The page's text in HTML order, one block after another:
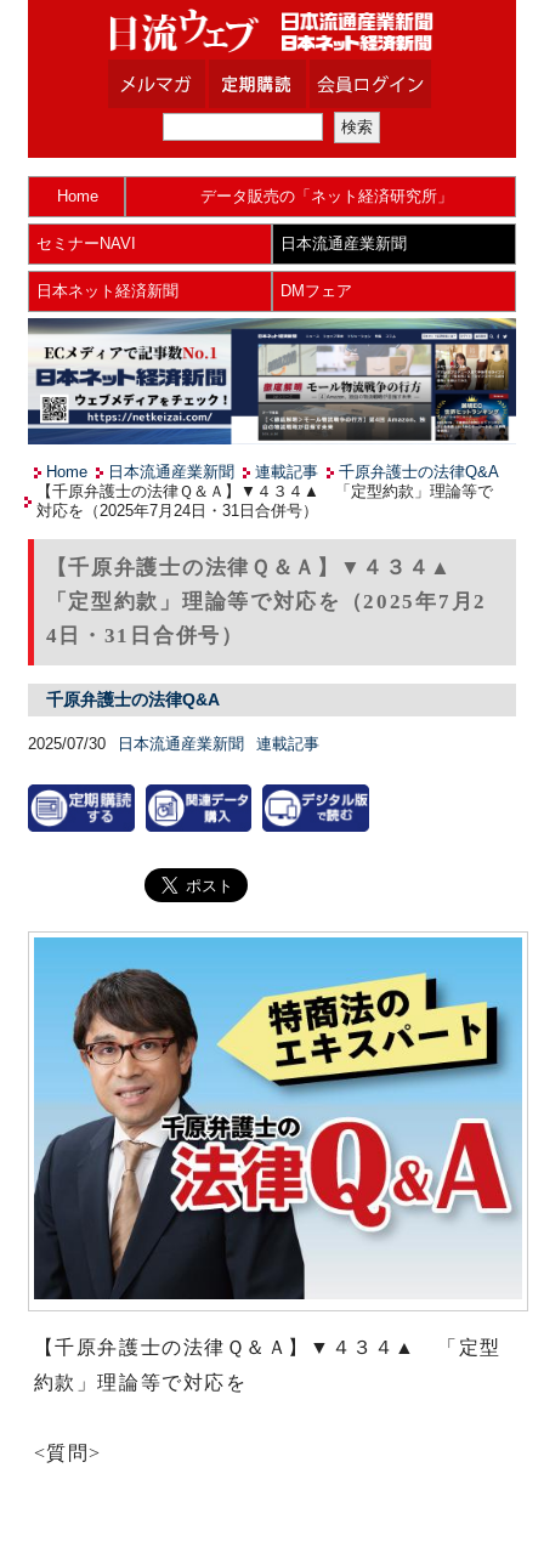
Home データ販売の「ネット経済研究所」
セミナーNAVI 日本流通産業新聞
日本ネット経済新聞 DMフェア
Home 日本流通産業新聞 連載記事
千原弁護士の法律Q&A
【千原弁護士の法律Ｑ＆Ａ】▼４３４▲ 「定型約款」理論等で
対応を（2025年7月24日・31日合併号）
【千原弁護士の法律Ｑ＆Ａ】▼４３４▲
「定型約款」理論等で対応を（2025年7月2
4日・31日合併号）
千原弁護士の法律Q&A
2025/07/30 日本流通産業新聞 連載記事
【千原弁護士の法律Ｑ＆Ａ】▼４３４▲ 「定型
約款」理論等で対応を
<質問>